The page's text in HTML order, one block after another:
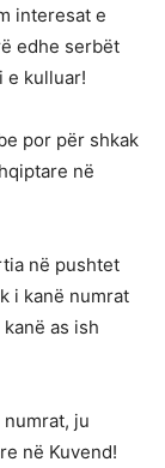
interesat e
edhe serbët
e kulluar!
por për shkak
në
në pushtet
i kanë numrat
as ish
ju
në Kuvend!